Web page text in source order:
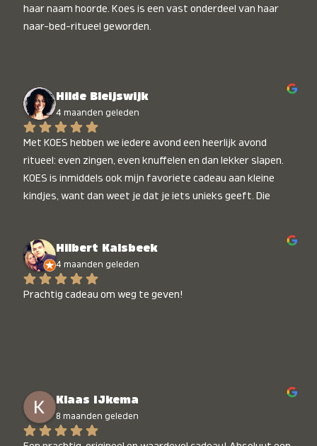
haar naam hoorde. Koes is een vast onderdeel van haar
naar-bed-ritueel geworden.
Hilde Bleijswijk
4 maanden geleden
Met KOES hebben we iedere avond een heerlijk avond
ritueel: even zingen, even knuffelen en dan lekker slapen.
KOES is inmiddels ook mijn favoriete cadeau aan kleine
kindjes, want dan weet je dat je iets unieks geeft. Die
Hilbert Kalsbeek
4 maanden geleden
Prachtig cadeau om weg te geven!
Klaas IJkema
8 maanden geleden